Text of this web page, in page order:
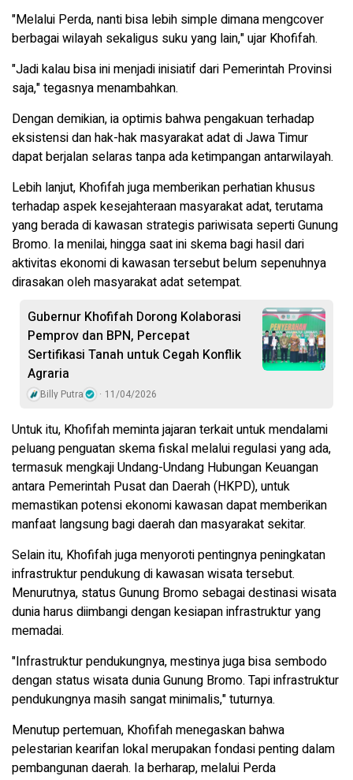
"Melalui Perda, nanti bisa lebih simple dimana mengcover
berbagai wilayah sekaligus suku yang lain," ujar Khofifah.
"Jadi kalau bisa ini menjadi inisiatif dari Pemerintah Provinsi
saja," tegasnya menambahkan.
Dengan demikian, ia optimis bahwa pengakuan terhadap
eksistensi dan hak-hak masyarakat adat di Jawa Timur
dapat berjalan selaras tanpa ada ketimpangan antarwilayah.
Lebih lanjut, Khofifah juga memberikan perhatian khusus
terhadap aspek kesejahteraan masyarakat adat, terutama
yang berada di kawasan strategis pariwisata seperti Gunung
Bromo. Ia menilai, hingga saat ini skema bagi hasil dari
aktivitas ekonomi di kawasan tersebut belum sepenuhnya
dirasakan oleh masyarakat adat setempat.
Gubernur Khofifah Dorong Kolaborasi
Pemprov dan BPN, Percepat
Sertifikasi Tanah untuk Cegah Konflik
Agraria
Billy Putra 11/04/2026
Untuk itu, Khofifah meminta jajaran terkait untuk mendalami
peluang penguatan skema fiskal melalui regulasi yang ada,
termasuk mengkaji Undang-Undang Hubungan Keuangan
antara Pemerintah Pusat dan Daerah (HKPD), untuk
memastikan potensi ekonomi kawasan dapat memberikan
manfaat langsung bagi daerah dan masyarakat sekitar.
Selain itu, Khofifah juga menyoroti pentingnya peningkatan
infrastruktur pendukung di kawasan wisata tersebut.
Menurutnya, status Gunung Bromo sebagai destinasi wisata
dunia harus diimbangi dengan kesiapan infrastruktur yang
memadai.
"Infrastruktur pendukungnya, mestinya juga bisa sembodo
dengan status wisata dunia Gunung Bromo. Tapi infrastruktur
pendukungnya masih sangat minimalis," tuturnya.
Menutup pertemuan, Khofifah menegaskan bahwa
pelestarian kearifan lokal merupakan fondasi penting dalam
pembangunan daerah. Ia berharap, melalui Perda